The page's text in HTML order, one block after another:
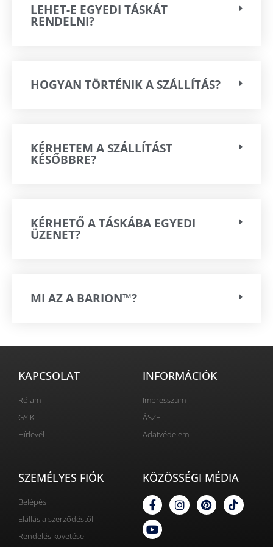
LEHET-E EGYEDI TÁSKÁT
RENDELNI?
HOGYAN TÖRTÉNIK A SZÁLLÍTÁS?
KÉRHETEM A SZÁLLÍTÁST
KÉSŐBBRE?
KÉRHETŐ A TÁSKÁBA EGYEDI
ÜZENET?
MI AZ A BARION™?
KAPCSOLAT
Rólam
GYIK
Hírlevél
INFORMÁCIÓK
Impresszum
ÁSZF
Adatvédelem
SZEMÉLYES FIÓK
Belépés
Elállás a szerződéstől
Rendelés követése
KÖZÖSSÉGI MÉDIA